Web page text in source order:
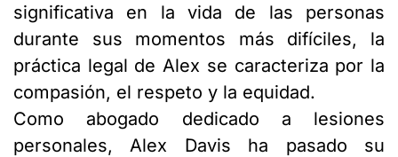
significativa en la vida de las personas
durante sus momentos más difíciles, la
práctica legal de Alex se caracteriza por la
compasión, el respeto y la equidad.
Como abogado dedicado a lesiones
personales, Alex Davis ha pasado su